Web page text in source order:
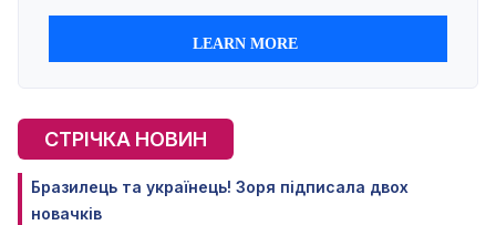
СТРІЧКА НОВИН
Бразилець та українець! Зоря підписала двох
новачків